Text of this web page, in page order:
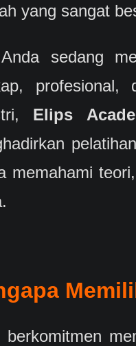
yang sangat
sedang
profesional,
Elips
memahami
berkomitmen